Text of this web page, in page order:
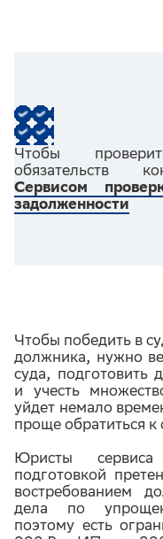
Чтобы
обязательств
Сервисом
задолженности
Чтобы победить в
должника, нужно
суда, подготовить
и учесть
уйдет немало
проще обратиться к
Юристы
подготовкой
востребованием
дела по
поэтому есть